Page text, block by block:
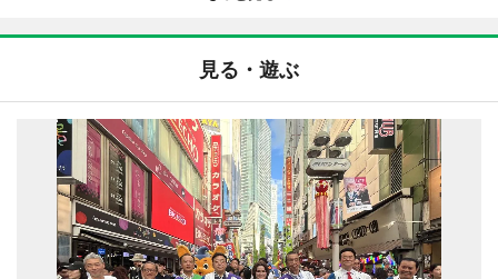
見る・遊ぶ